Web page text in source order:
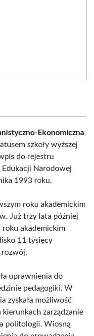
Ekonomiczna
szkoły wyższej
do rejestru
Narodowej
1993 roku.
roku akademickim
Już trzy lata później
roku akademickim
11 tysięcy
rozwój.
uprawnienia do
pedagogiki. W
zyskała możliwość
zarządzanie
politologii. Wiosną